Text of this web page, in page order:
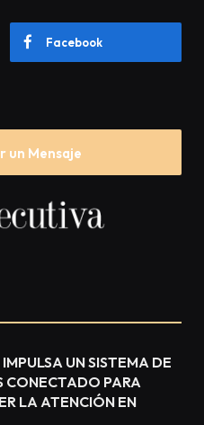
Facebook
un Mensaje
UN SISTEMA DE
CONECTADO PARA
LA ATENCIÓN EN